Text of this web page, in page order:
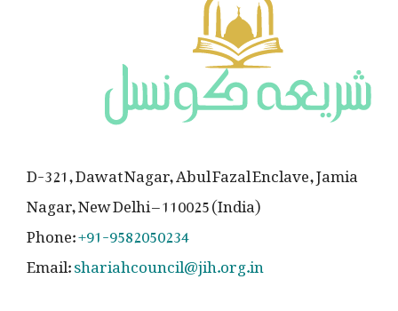
D-321, Dawat Nagar, Abul Fazal Enclave, Jamia
Nagar, New Delhi – 110025 (India)
Phone:+91-9582050234
Email:shariahcouncil@jih.org.in